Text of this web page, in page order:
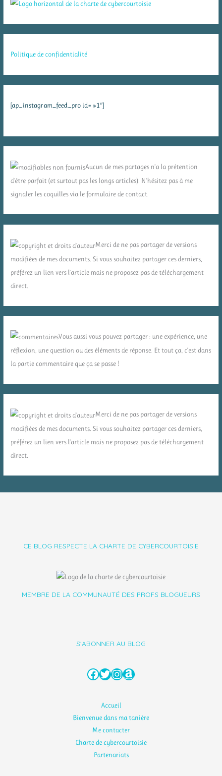
Politique de confidentialité
[ap_instagram_feed_pro id= »1″]
Aucun de mes partages n'a la prétention
d'être parfait (et surtout pas les longs articles). N'hésitez pas à me
signaler les coquilles via le formulaire de contact.
Merci de ne pas partager de versions
modifiées de mes documents. Si vous souhaitez partager ces derniers,
préférez un lien vers l'article mais ne proposez pas de téléchargement
direct.
Vous aussi vous pouvez partager : une expérience, une
réflexion, une question ou des éléments de réponse. Et tout ça, c'est dans
la partie commentaire que ça se passe !
Merci de ne pas partager de versions
modifiées de mes documents. Si vous souhaitez partager ces derniers,
préférez un lien vers l'article mais ne proposez pas de téléchargement
direct.
CE BLOG RESPECTE LA CHARTE DE CYBERCOURTOISIE
MEMBRE DE LA COMMUNAUTÉ DES PROFS BLOGUEURS
S'ABONNER AU BLOG
Facebook
Twitter
Instagram
Amazon
Accueil
Bienvenue dans ma tanière
Me contacter
Charte de cybercourtoisie
Partenariats